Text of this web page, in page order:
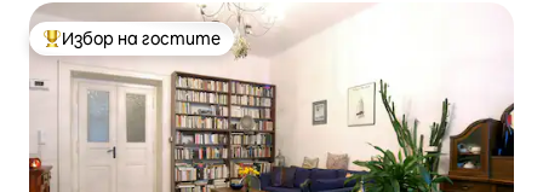
Най-популярен избор на гостите
Избор на гостите